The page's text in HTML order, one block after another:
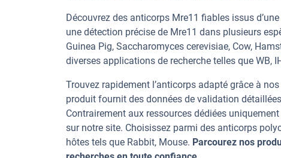
Découvrez des anticorps Mre11 fiables issus
une détection précise de Mre11 dans plusieurs
Guinea Pig, Saccharomyces cerevisiae, Cow,
diverses applications de recherche telles que WB,
Trouvez rapidement l’anticorps adapté grâce à
produit fournit des données de validation
Contrairement aux ressources dédiées
sur notre site. Choisissez parmi des anticorps
hôtes tels que Rabbit, Mouse. Parcourez nos